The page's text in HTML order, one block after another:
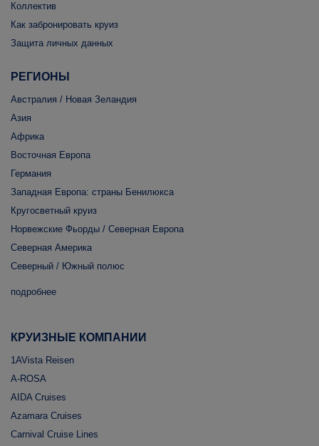
Коллектив
Как забронировать круиз
Защита личных данных
РЕГИОНЫ
Австралия / Новая Зеландия
Азия
Африка
Восточная Европа
Германия
Западная Европа: страны Бенилюкса
Кругосветный круиз
Норвежские Фьорды / Северная Европа
Северная Америка
Северный / Южный полюс
подробнее
КРУИЗНЫЕ КОМПАНИИ
1AVista Reisen
A-ROSA
AIDA Cruises
Azamara Cruises
Carnival Cruise Lines